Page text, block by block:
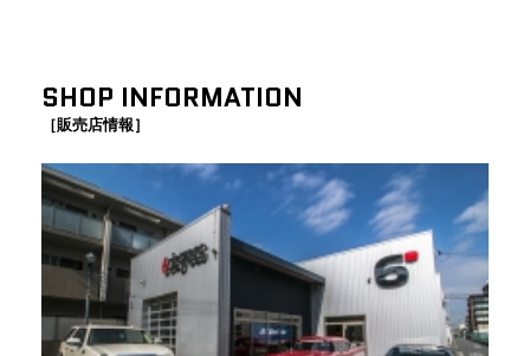
SHOP INFORMATION
［販売店情報］